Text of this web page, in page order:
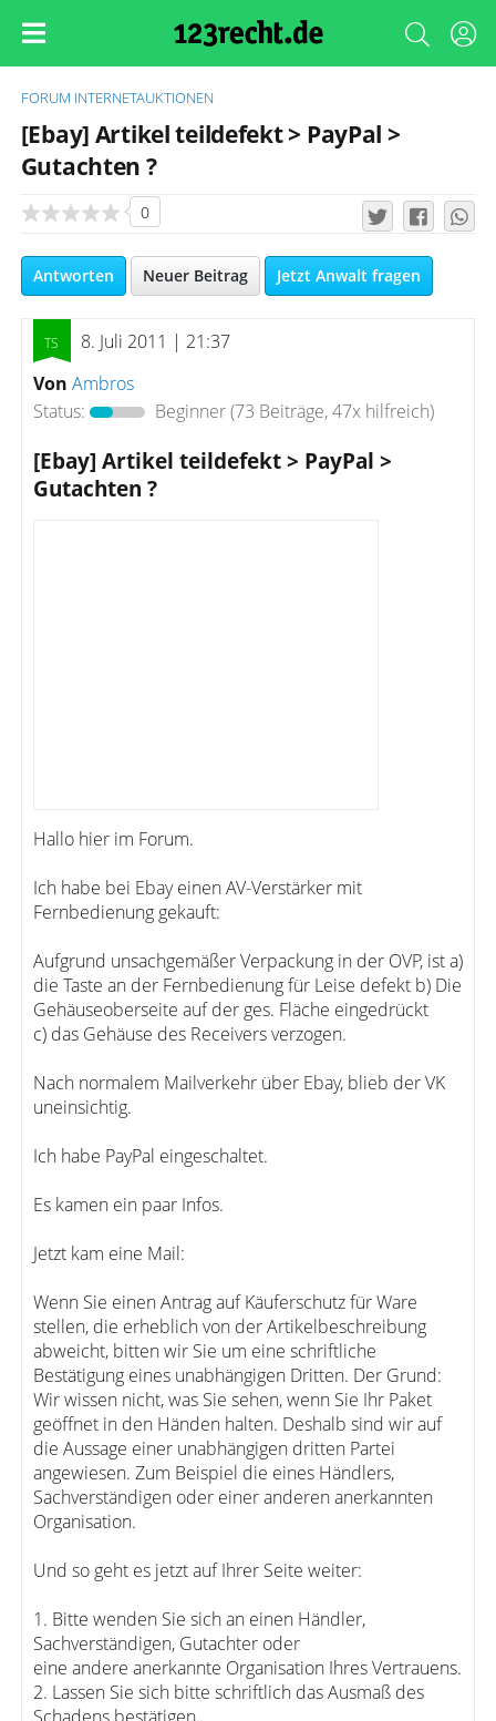
FORUM INTERNETAUKTIONEN
[Ebay] Artikel teildefekt > PayPal >
Gutachten ?
0
Antworten Neuer Beitrag Jetzt Anwalt fragen
8. Juli 2011 | 21:37
Von Ambros
Status:
Beginner(73 Beiträge, 47x hilfreich)
[Ebay] Artikel teildefekt > PayPal >
Gutachten ?
Hallo hier im Forum.
Ich habe bei Ebay einen AV-Verstärker mit
Fernbedienung gekauft:
Aufgrund unsachgemäßer Verpackung in der OVP, ist a)
die Taste an der Fernbedienung für Leise defekt b) Die
Gehäuseoberseite auf der ges. Fläche eingedrückt
c) das Gehäuse des Receivers verzogen.
Nach normalem Mailverkehr über Ebay, blieb der VK
uneinsichtig.
Ich habe PayPal eingeschaltet.
Es kamen ein paar Infos.
Jetzt kam eine Mail:
Wenn Sie einen Antrag auf Käuferschutz für Ware
stellen, die erheblich von der Artikelbeschreibung
abweicht, bitten wir Sie um eine schriftliche
Bestätigung eines unabhängigen Dritten. Der Grund:
Wir wissen nicht, was Sie sehen, wenn Sie Ihr Paket
geöffnet in den Händen halten. Deshalb sind wir auf
die Aussage einer unabhängigen dritten Partei
angewiesen. Zum Beispiel die eines Händlers,
Sachverständigen oder einer anderen anerkannten
Organisation.
Und so geht es jetzt auf Ihrer Seite weiter:
1. Bitte wenden Sie sich an einen Händler,
Sachverständigen, Gutachter oder
eine andere anerkannte Organisation Ihres Vertrauens.
2. Lassen Sie sich bitte schriftlich das Ausmaß des